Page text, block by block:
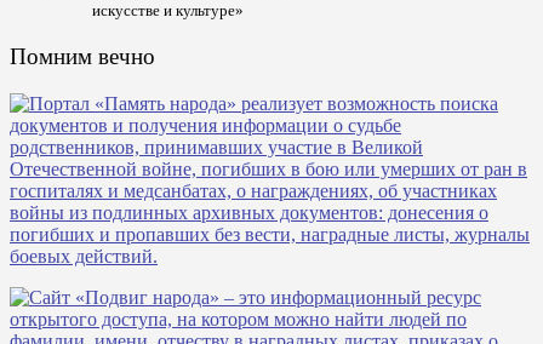
искусстве и культуре»
Помним вечно